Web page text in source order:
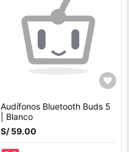
Audífonos Bluetooth Buds 5
| Blanco
S/ 59.00